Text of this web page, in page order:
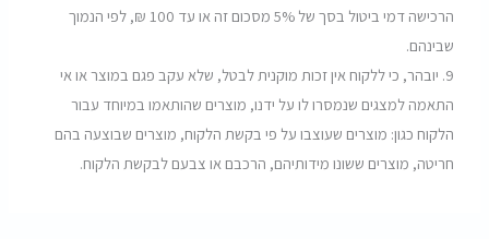
הרכישה דמי ביטול בסך של 5% מסכום זה או עד 100 ₪, לפי הנמוך
שבינהם.
9. יובהר, כי ללקוח אין זכות מוקנית לבטל, שלא עקב פגם במוצר או אי
התאמה למצגים שנמסרו לו על ידנו, מוצרים שהותאמו במיוחד עבור
הלקוח כגון: מוצרים שעוצבו על פי בקשת הלקוח, מוצרים שבוצעה בהם
חריטה, מוצרים ששונו מידותיהם, הרכבם או צבעם לבקשת הלקוח.